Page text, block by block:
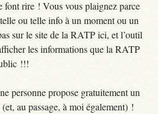
font rire ! Vous vous plaignez parce
ou telle info à un moment ou un
sur le site de la RATP ici, et l’outil
les informations que la RATP
!!!
personne propose gratuitement un
au passage, à moi également) !